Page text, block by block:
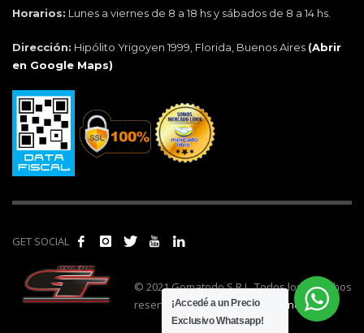
Horarios: Lunes a viernes de 8 a 18 hs y sábados de 8 a 14 hs.
Dirección: Hipólito Yrigoyen 1999, Florida, Buenos Aires (Abrir
en Google Maps)
GET SOCIAL
© 2021 Gomatodo S.R.L. Todos los derechos
reservados. | Realizado por
cónclave.
¡Accedé a un Precio
Exclusivo Whatsapp!